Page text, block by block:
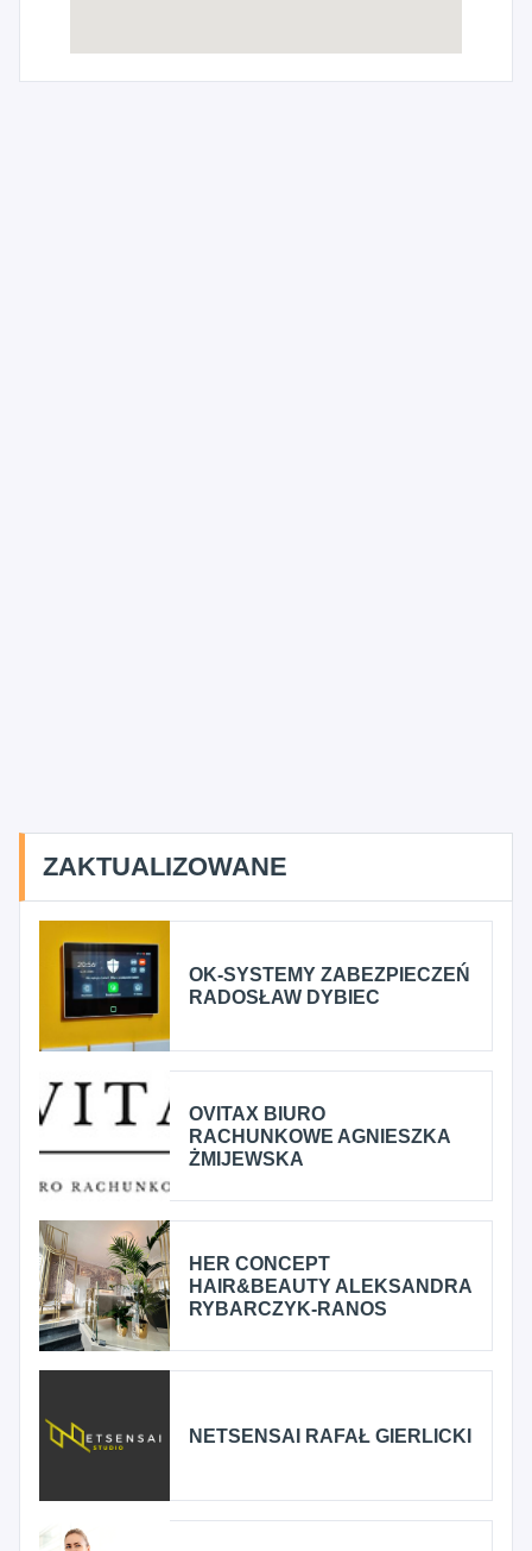
ZAKTUALIZOWANE
OK-SYSTEMY ZABEZPIECZEŃ
RADOSŁAW DYBIEC
OVITAX BIURO
RACHUNKOWE AGNIESZKA
ŻMIJEWSKA
HER CONCEPT
HAIR&BEAUTY ALEKSANDRA
RYBARCZYK-RANOS
NETSENSAI RAFAŁ GIERLICKI